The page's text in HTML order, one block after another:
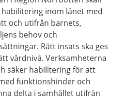
inom länet med
och utifrån barnets,
behov och
Rätt insats ska ges
vårdnivå. Verksamheterna
säker habilitering för att
funktionshinder och
delta i samhället utifrån